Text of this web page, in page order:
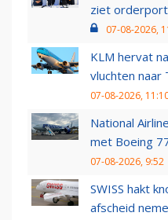
ziet
07-08-2026,
KLM hervat
vluchten naar
07-08-2026,
National
met Boeing
07-08-2026, 9:52
SWISS hakt
afscheid